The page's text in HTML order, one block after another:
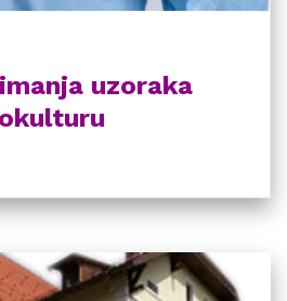
uzoraka